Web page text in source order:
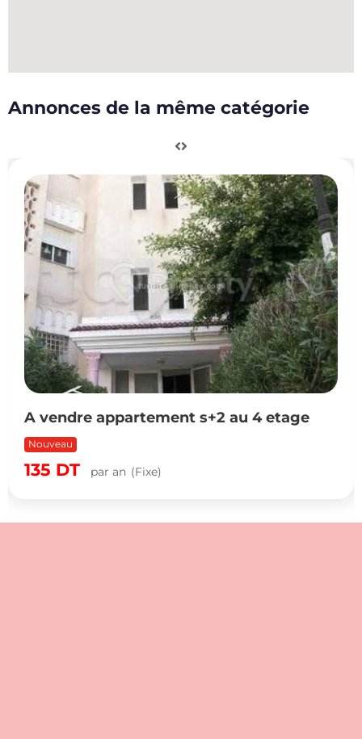
Annonces de la même catégorie
A vendre appartement s+2 au 4 etage
Nouveau
135 DT par an (Fixe)